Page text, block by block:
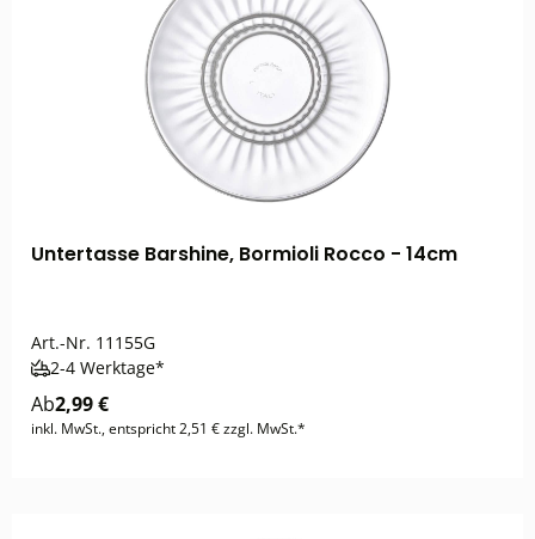
Untertasse Barshine, Bormioli Rocco - 14cm
Art.-Nr. 11155G
2-4 Werktage*
Ab2,99 €
inkl. MwSt., entspricht 2,51 € zzgl. MwSt.*